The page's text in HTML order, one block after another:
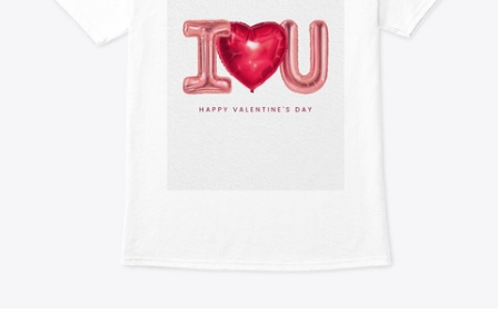
Venda en todas partes
Venda lo que sea